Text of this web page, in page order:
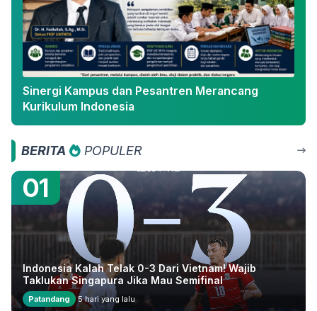
Sinergi Kampus dan Pesantren Merancang
Kurikulum Indonesia
BERITA POPULER
01
Indonesia Kalah Telak 0-3 Dari Vietnam! Wajib
Taklukan Singapura Jika Mau Semifinal
Patandang 5 hari yang lalu